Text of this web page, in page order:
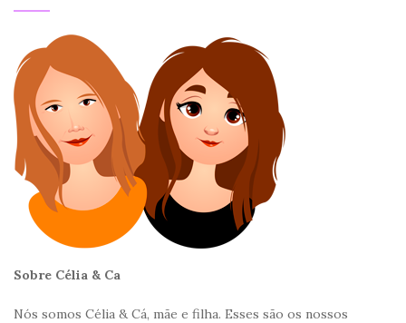
Sobre Célia & Ca
Nós somos Célia & Cá, mãe e filha. Esses são os nossos